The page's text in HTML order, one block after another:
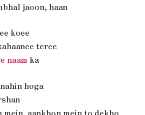
jaoon, haan
koee
teree
naam ka
hoga
mein, aankhon mein to dekho